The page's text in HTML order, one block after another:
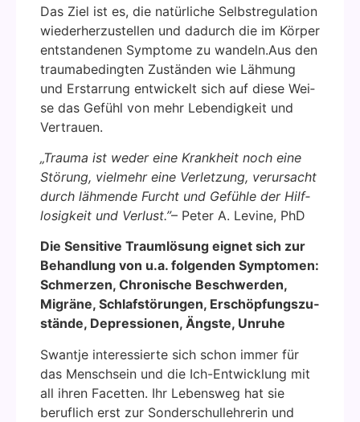
Das Ziel ist es, die natür­li­che Selbst­re­gu­la­ti­on
wie­der­her­zu­stel­len und dadurch die im Kör­per
ent­stan­de­nen Sym­pto­me zu wandeln.Aus den
trau­ma­be­ding­ten Zustän­den wie Läh­mung
und Erstar­rung ent­wi­ckelt sich auf die­se Wei­
se das Gefühl von mehr Leben­dig­keit und
Ver­trau­en.
„Trau­ma ist weder eine Krank­heit noch eine
Stö­rung, viel­mehr eine Ver­let­zung, ver­ur­sacht
durch läh­men­de Furcht und Gefüh­le der Hilf­
lo­sig­keit und Ver­lust.”– Peter A. Levi­ne, PhD
Die Sen­si­ti­ve Traum­lö­sung eig­net sich zur
Behand­lung von u.a. fol­gen­den Sym­pto­men:
Schmer­zen, Chro­ni­sche Beschwer­den,
Migrä­ne, Schlaf­stö­run­gen, Erschöp­fungs­zu­
stän­de, Depres­sio­nen, Ängs­te, Unru­he
Swant­je inter­es­sier­te sich schon immer für
das Mensch­sein und die Ich-Ent­wick­lung mit
all ihren Facet­ten. Ihr Lebens­weg hat sie
beruf­lich erst zur Son­der­schul­leh­re­rin und